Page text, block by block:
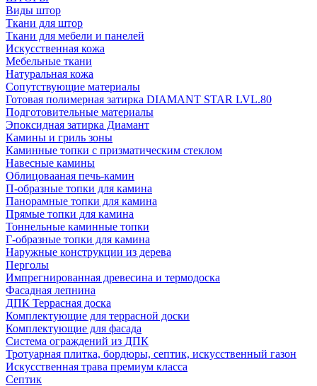
Виды штор
Ткани для штор
Ткани для мебели и панелей
Искусственная кожа
Мебельные ткани
Натуральная кожа
Сопутствующие материалы
Готовая полимерная затирка DIAMANT STAR LVL.80
Подготовительные материалы
Эпоксидная затирка Диамант
Камины и гриль зоны
Каминные топки с призматическим стеклом
Навесные камины
Облицовааная печь-камин
П-образные топки для камина
Панорамные топки для камина
Прямые топки для камина
Тоннельные каминные топки
Г-образные топки для камина
Наружные конструкции из дерева
Перголы
Импрегнированная древесина и термодоска
Фасадная лепнина
ДПК Террасная доска
Комплектующие для террасной доски
Комплектующие для фасада
Система ограждений из ДПК
Тротуарная плитка, бордюры, септик, искусственный газон
Искусственная трава премиум класса
Септик